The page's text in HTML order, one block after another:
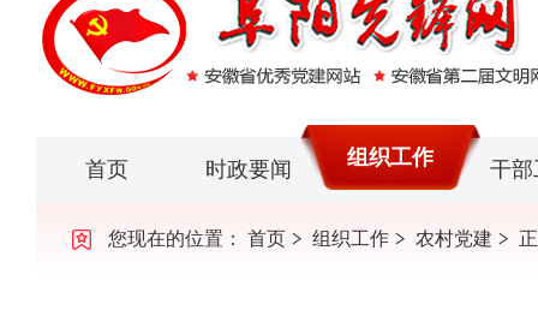
首页 时政要闻 组织工作 干部
您现在的位置： 首页 组织工作 农村党建